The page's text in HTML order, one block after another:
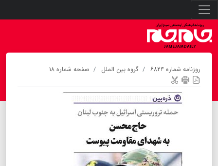
روزنامه شماره ۶۸۲۴ گروه بین الملل صفحه شماره ۱۸